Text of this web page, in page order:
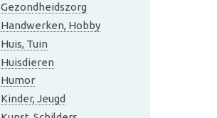
Gezondheidszorg
Handwerken, Hobby
Huis, Tuin
Huisdieren
Humor
Kinder, Jeugd